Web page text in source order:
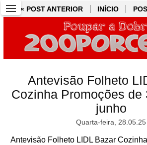
« POST ANTERIOR INÍCIO
Antevisão Folheto
Cozinha Promoções de
junho
Quarta-feira, 28.05.25
Antevisão Folheto LIDL Bazar
« POST ANTERIOR INÍCIO